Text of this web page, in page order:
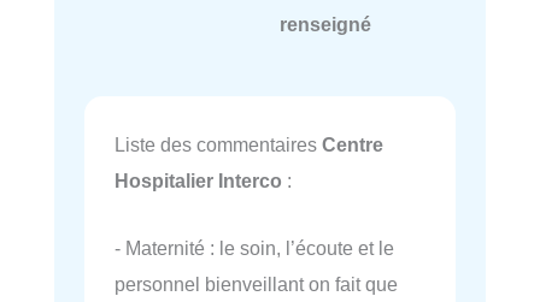
renseigné
Liste des commentaires Centre
Hospitalier Interco :
- Maternité : le soin, l’écoute et le
personnel bienveillant on fait que